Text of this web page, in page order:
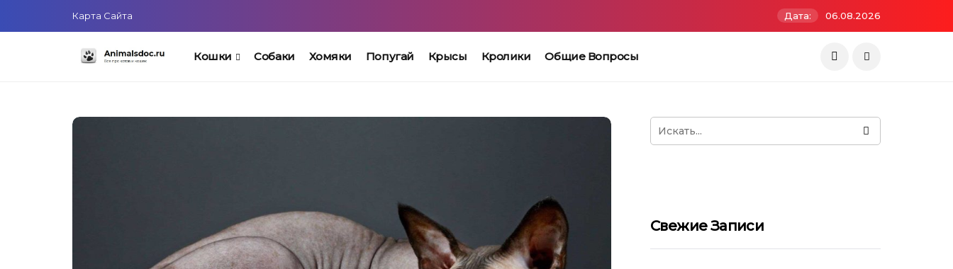
Карта Сайта Дата: 06.08.2026
Кошки Собаки Хомяки Попугай Крысы Кролики Общие Вопросы
Свежие Записи